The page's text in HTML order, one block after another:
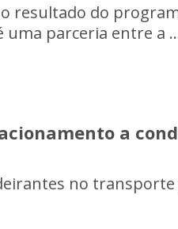
resultado do
uma parceria entre a
a
no